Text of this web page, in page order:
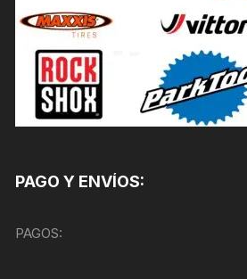
PAGO Y ENVÍOS:
PAGOS: